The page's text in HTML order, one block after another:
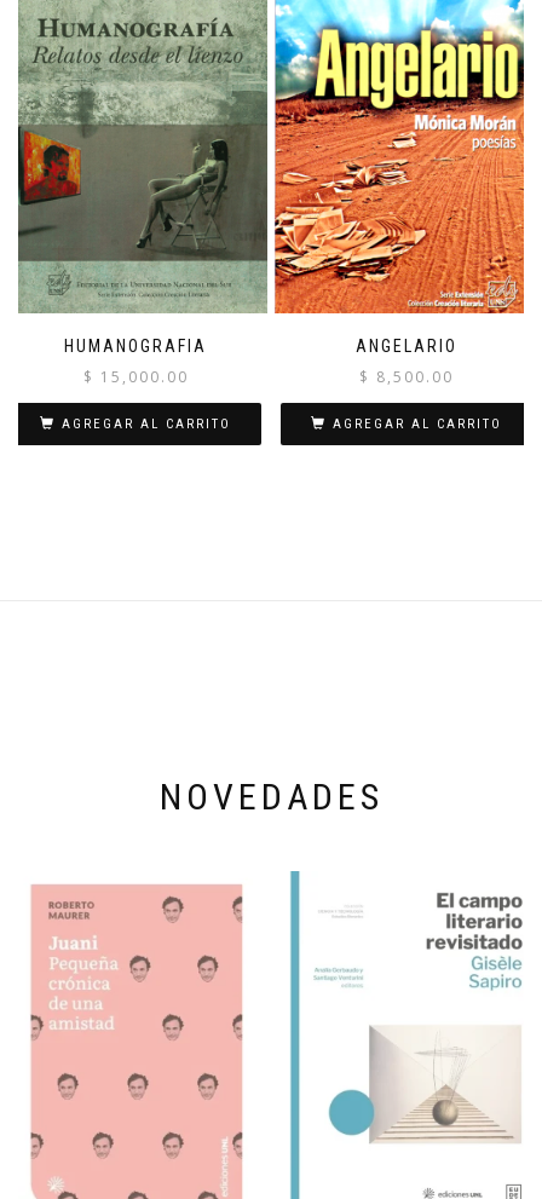
HUMANOGRAFIA
$ 15,000.00
AGREGAR AL CARRITO
ANGELARIO
$ 8,500.00
AGREGAR AL CARRITO
NOVEDADES